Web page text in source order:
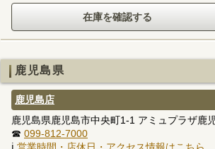
鹿児島県
鹿児島店
鹿児島県鹿児島市中央町1-1 アミュプラザ鹿
☎ 099-812-7000
ℹ 営業時間・店休日・アクセス情報はこちら